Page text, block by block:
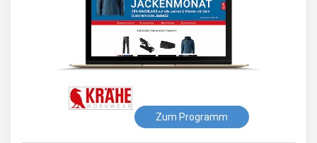
Zum Programm